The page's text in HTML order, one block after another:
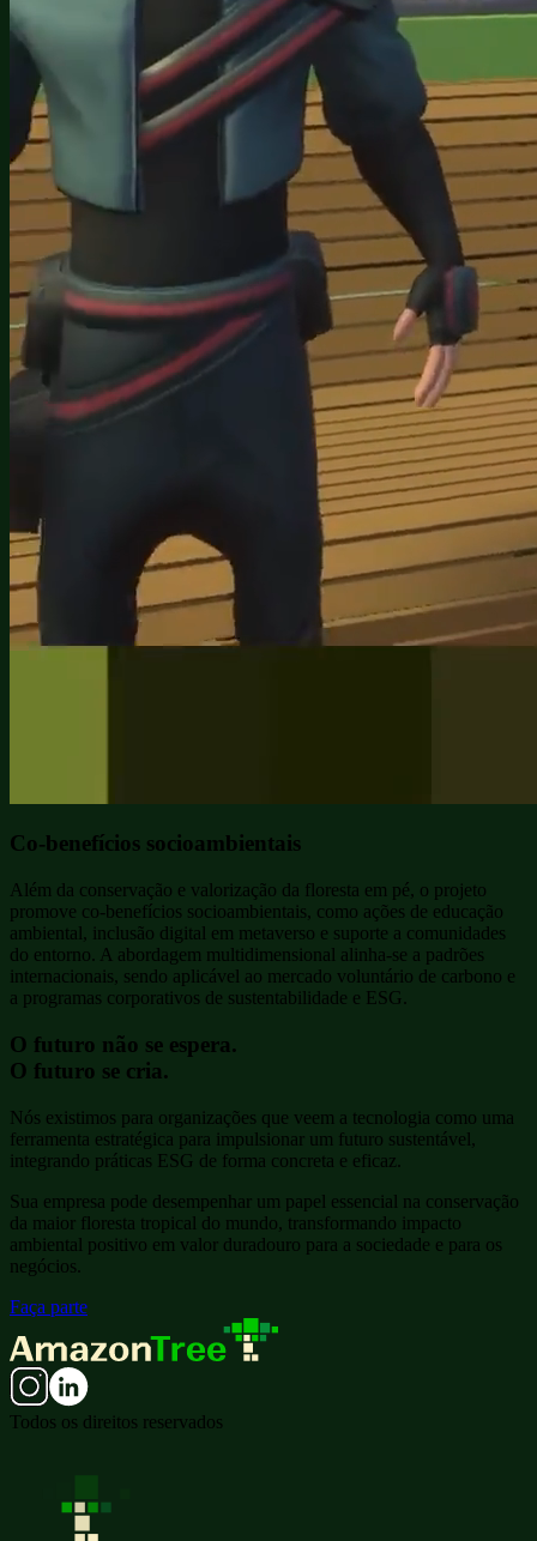
Co-benefícios socioambientais
Além da conservação e valorização da floresta em pé, o projeto
promove co-benefícios socioambientais, como ações de educação
ambiental, inclusão digital em metaverso e suporte a comunidades
do entorno. A abordagem multidimensional alinha-se a padrões
internacionais, sendo aplicável ao mercado voluntário de carbono e
a programas corporativos de sustentabilidade e ESG.
O futuro não se espera.
O futuro se cria.
Nós existimos para organizações que veem a tecnologia como uma
ferramenta estratégica para impulsionar um futuro sustentável,
integrando práticas ESG de forma concreta e eficaz.
Sua empresa pode desempenhar um papel essencial na conservação
da maior floresta tropical do mundo, transformando impacto
ambiental positivo em valor duradouro para a sociedade e para os
negócios.
Faça parte
Todos os direitos reservados